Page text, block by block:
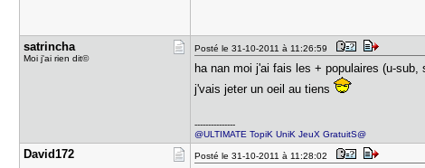
satrincha
Moi j'ai rien dit©
Posté le 31-10-2011 à 11:26:59
ha nan moi j'ai fais les + populaires (u-
j'vais jeter un oeil au tiens
---------------
@ULTIMATE TopiK UniK JeuX GratuitS@
David172 Posté le 31-10-2011 à 11:28:02